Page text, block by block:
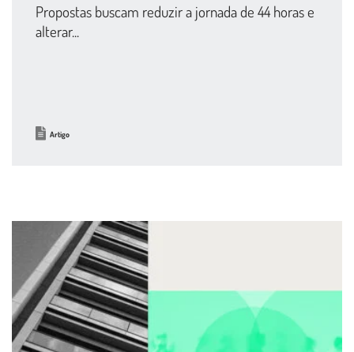
Propostas buscam reduzir a jornada de 44 horas e
alterar...
Artigo